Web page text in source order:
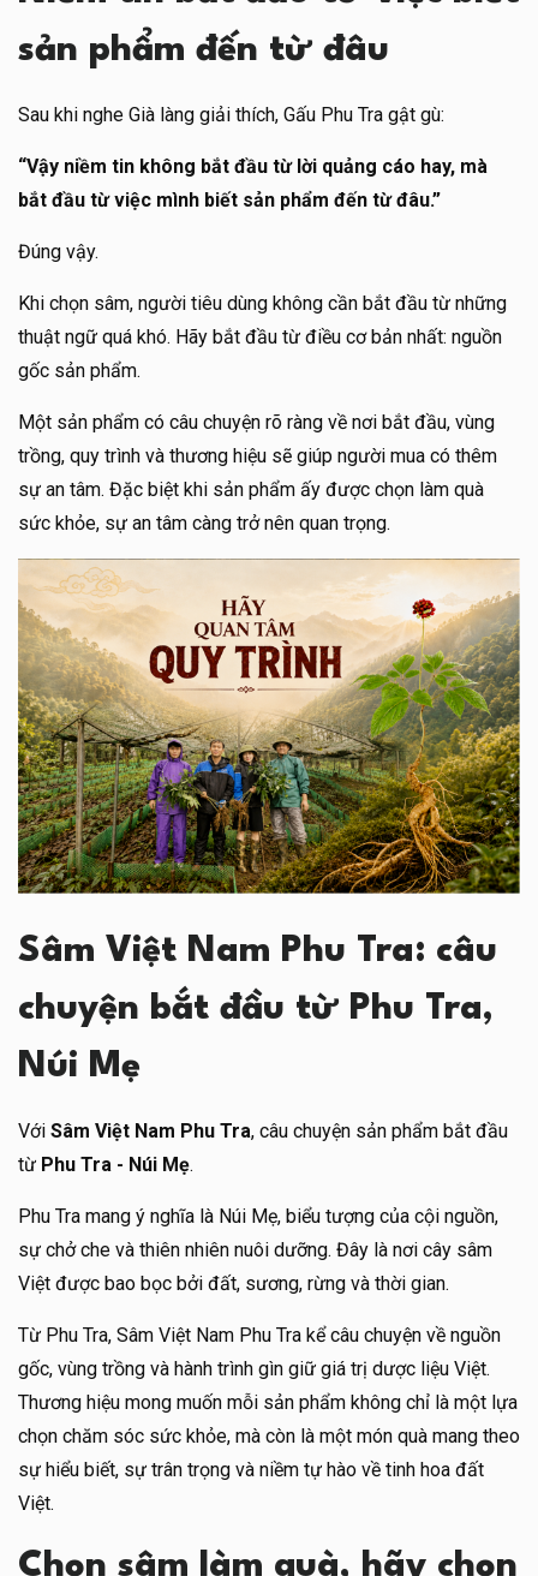
sản phẩm đến từ đâu
Sau khi nghe Già làng giải thích, Gấu Phu Tra gật gù:
“Vậy niềm tin không bắt đầu từ lời quảng cáo hay, mà
bắt đầu từ việc mình biết sản phẩm đến từ đâu.”
Đúng vậy.
Khi chọn sâm, người tiêu dùng không cần bắt đầu từ những
thuật ngữ quá khó. Hãy bắt đầu từ điều cơ bản nhất: nguồn
gốc sản phẩm.
Một sản phẩm có câu chuyện rõ ràng về nơi bắt đầu, vùng
trồng, quy trình và thương hiệu sẽ giúp người mua có thêm
sự an tâm. Đặc biệt khi sản phẩm ấy được chọn làm quà
sức khỏe, sự an tâm càng trở nên quan trọng.
Sâm Việt Nam Phu Tra: câu
chuyện bắt đầu từ Phu Tra,
Núi Mẹ
Với Sâm Việt Nam Phu Tra, câu chuyện sản phẩm bắt đầu
từ Phu Tra - Núi Mẹ.
Phu Tra mang ý nghĩa là Núi Mẹ, biểu tượng của cội nguồn,
sự chở che và thiên nhiên nuôi dưỡng. Đây là nơi cây sâm
Việt được bao bọc bởi đất, sương, rừng và thời gian.
Từ Phu Tra, Sâm Việt Nam Phu Tra kể câu chuyện về nguồn
gốc, vùng trồng và hành trình gìn giữ giá trị dược liệu Việt.
Thương hiệu mong muốn mỗi sản phẩm không chỉ là một lựa
chọn chăm sóc sức khỏe, mà còn là một món quà mang theo
sự hiểu biết, sự trân trọng và niềm tự hào về tinh hoa đất
Việt.
Chọn sâm làm quà, hãy chọn